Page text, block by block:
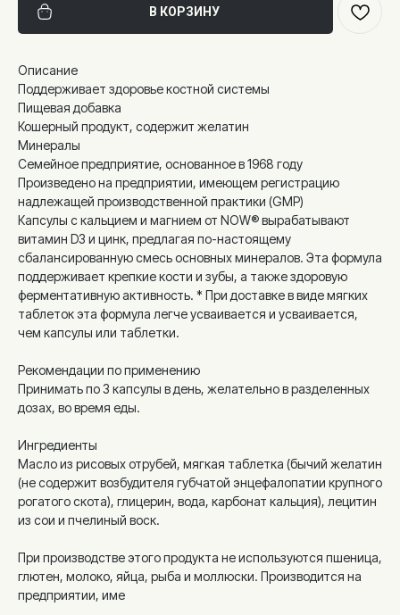
В КОРЗИНУ
Описание
Поддерживает здоровье костной системы
Пищевая добавка
Кошерный продукт, содержит желатин
Минералы
Семейное предприятие, основанное в 1968 году
Произведено на предприятии, имеющем регистрацию
надлежащей производственной практики (GMP)
Капсулы с кальцием и магнием от NOW® вырабатывают
витамин D3 и цинк, предлагая по-настоящему
сбалансированную смесь основных минералов. Эта формула
поддерживает крепкие кости и зубы, а также здоровую
ферментативную активность. * При доставке в виде мягких
таблеток эта формула легче усваивается и усваивается,
чем капсулы или таблетки.
Рекомендации по применению
Принимать по 3 капсулы в день, желательно в разделенных
дозах, во время еды.
Ингредиенты
Масло из рисовых отрубей, мягкая таблетка (бычий желатин
(не содержит возбудителя губчатой энцефалопатии крупного
рогатого скота), глицерин, вода, карбонат кальция), лецитин
из сои и пчелиный воск.
При производстве этого продукта не используются пшеница,
глютен, молоко, яйца, рыба и моллюски. Производится на
предприятии, име